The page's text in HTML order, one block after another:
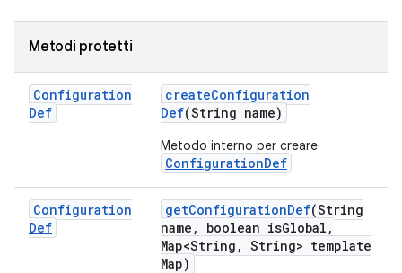
Metodi protetti
Configuration
Def
createConfiguration
Def(String name)
Metodo interno per creare
ConfigurationDef
Configuration
Def
getConfigurationDef(String
name , boolean isGlobal ,
Map<String , String> template
Map)